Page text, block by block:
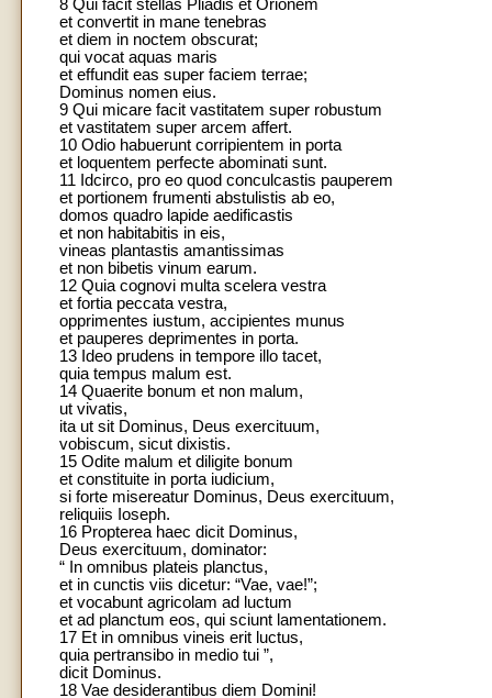
8 Qui facit stellas Pliadis et Orionem
et convertit in mane tenebras
et diem in noctem obscurat;
qui vocat aquas maris
et effundit eas super faciem terrae;
Dominus nomen eius.
9 Qui micare facit vastitatem super robustum
et vastitatem super arcem affert.
10 Odio habuerunt corripientem in porta
et loquentem perfecte abominati sunt.
11 Idcirco, pro eo quod conculcastis pauperem
et portionem frumenti abstulistis ab eo,
domos quadro lapide aedificastis
et non habitabitis in eis,
vineas plantastis amantissimas
et non bibetis vinum earum.
12 Quia cognovi multa scelera vestra
et fortia peccata vestra,
opprimentes iustum, accipientes munus
et pauperes deprimentes in porta.
13 Ideo prudens in tempore illo tacet,
quia tempus malum est.
14 Quaerite bonum et non malum,
ut vivatis,
ita ut sit Dominus, Deus exercituum,
vobiscum, sicut dixistis.
15 Odite malum et diligite bonum
et constituite in porta iudicium,
si forte misereatur Dominus, Deus exercituum,
reliquiis Ioseph.
16 Propterea haec dicit Dominus,
Deus exercituum, dominator:
“ In omnibus plateis planctus,
et in cunctis viis dicetur: “Vae, vae!”;
et vocabunt agricolam ad luctum
et ad planctum eos, qui sciunt lamentationem.
17 Et in omnibus vineis erit luctus,
quia pertransibo in medio tui ”,
dicit Dominus.
18 Vae desiderantibus diem Domini!